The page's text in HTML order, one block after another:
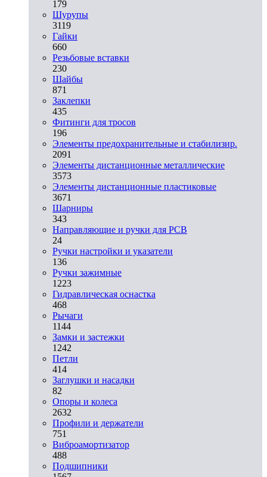
179
Шурупы
3119
Гайки
660
Резьбовые вставки
230
Шайбы
871
Заклепки
435
Фитинги для тросов
196
Элементы предохранительные и стабилизир.
2091
Элементы дистанционные металлические
3573
Элементы дистанционные пластиковые
3671
Шарниры
343
Направляющие и ручки для PCB
24
Ручки настройки и указатели
136
Ручки зажимные
1223
Гидравлическая оснастка
468
Рычаги
1144
Замки и застежки
1242
Петли
414
Заглушки и насадки
82
Опоры и колеса
2632
Профили и держатели
751
Виброамортизатор
488
Подшипники